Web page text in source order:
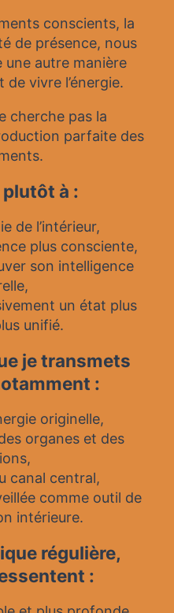
conscients, la
de présence, nous
une autre manière
de vivre l’énergie.
cherche pas la
parfaite des
à :
de l’intérieur,
plus consciente,
son intelligence
un état plus
unifié.
je transmets
:
originelle,
organes et des
canal central,
comme outil de
intérieure.
régulière,
: